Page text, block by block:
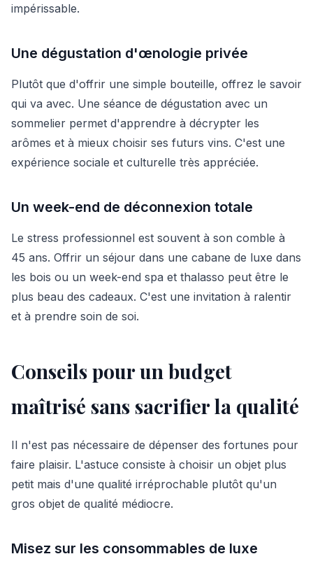
impérissable.
Une dégustation d'œnologie privée
Plutôt que d'offrir une simple bouteille, offrez le savoir
qui va avec. Une séance de dégustation avec un
sommelier permet d'apprendre à décrypter les
arômes et à mieux choisir ses futurs vins. C'est une
expérience sociale et culturelle très appréciée.
Un week-end de déconnexion totale
Le stress professionnel est souvent à son comble à
45 ans. Offrir un séjour dans une cabane de luxe dans
les bois ou un week-end spa et thalasso peut être le
plus beau des cadeaux. C'est une invitation à ralentir
et à prendre soin de soi.
Conseils pour un budget
maîtrisé sans sacrifier la qualité
Il n'est pas nécessaire de dépenser des fortunes pour
faire plaisir. L'astuce consiste à choisir un objet plus
petit mais d'une qualité irréprochable plutôt qu'un
gros objet de qualité médiocre.
Misez sur les consommables de luxe